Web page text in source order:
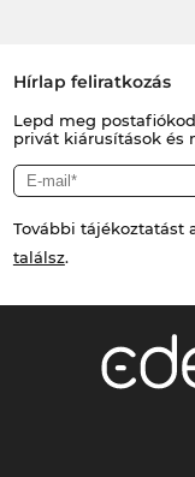
Hírlap feliratkozás
Lepd meg
privát kiárusítások és
További tájékoztatást
találsz.